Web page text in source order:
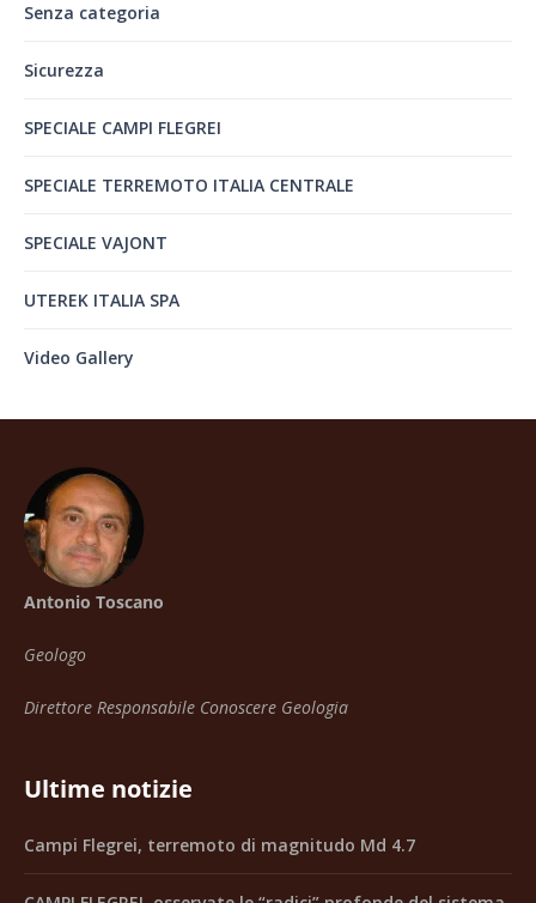
Senza categoria
Sicurezza
SPECIALE CAMPI FLEGREI
SPECIALE TERREMOTO ITALIA CENTRALE
SPECIALE VAJONT
UTEREK ITALIA SPA
Video Gallery
Antonio Toscano
Geologo
Direttore Responsabile Conoscere Geologia
Ultime notizie
Campi Flegrei, terremoto di magnitudo Md 4.7